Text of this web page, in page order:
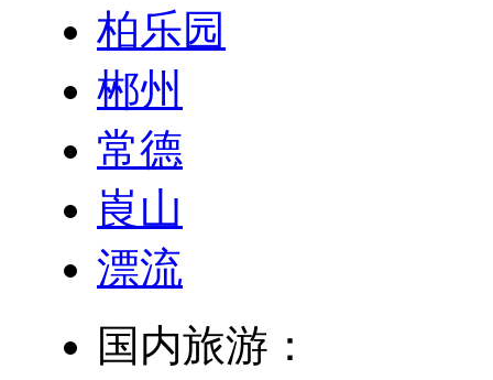
柏乐园
郴州
常德
崀山
漂流
国内旅游：